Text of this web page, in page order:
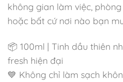
không gian làm việc,
hoặc bất cứ nơi nào bạn
📦 100ml | Tinh dầu thiên
fresh hiện đại
💙 Không chỉ làm sạch